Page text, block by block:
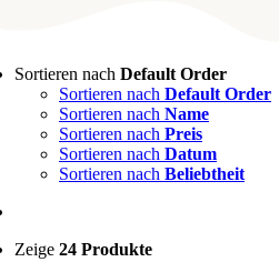
Sortieren nach Default Order
Sortieren nach Default Order
Sortieren nach Name
Sortieren nach Preis
Sortieren nach Datum
Sortieren nach Beliebtheit
Zeige 24 Produkte